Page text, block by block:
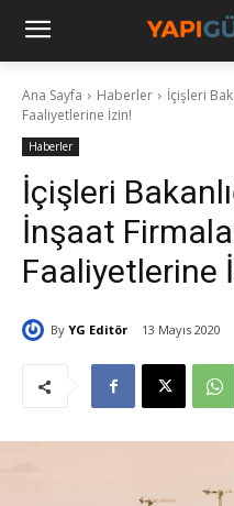
Ana Sayfa Haberler
İçişleri
Faaliyetlerine İzin!
Haberler
İçişleri
İnşaat
Faaliyetlerine
By YG Editör 13 Mayıs 2020